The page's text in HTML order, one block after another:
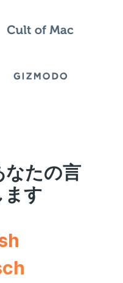
たの言
ます